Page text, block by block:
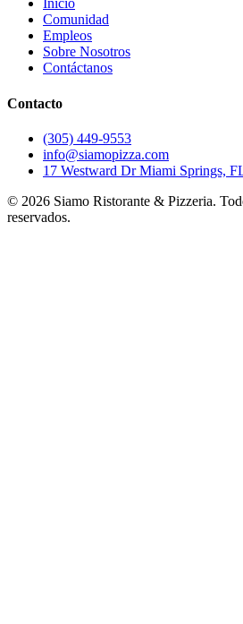
Inicio
Comunidad
Empleos
Sobre Nosotros
Contáctanos
Contacto
(305) 449-9553
info@siamopizza.com
17 Westward Dr Miami Springs,
© 2026 Siamo Ristorante & Pizzeria.
reservados.